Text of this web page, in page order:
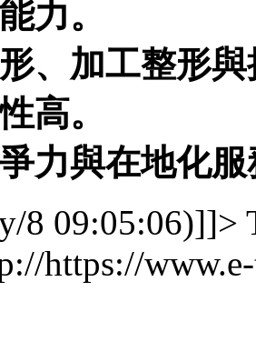
力。
、加工整形
高。
力與在地化
8 09:05:06)]]>
https://